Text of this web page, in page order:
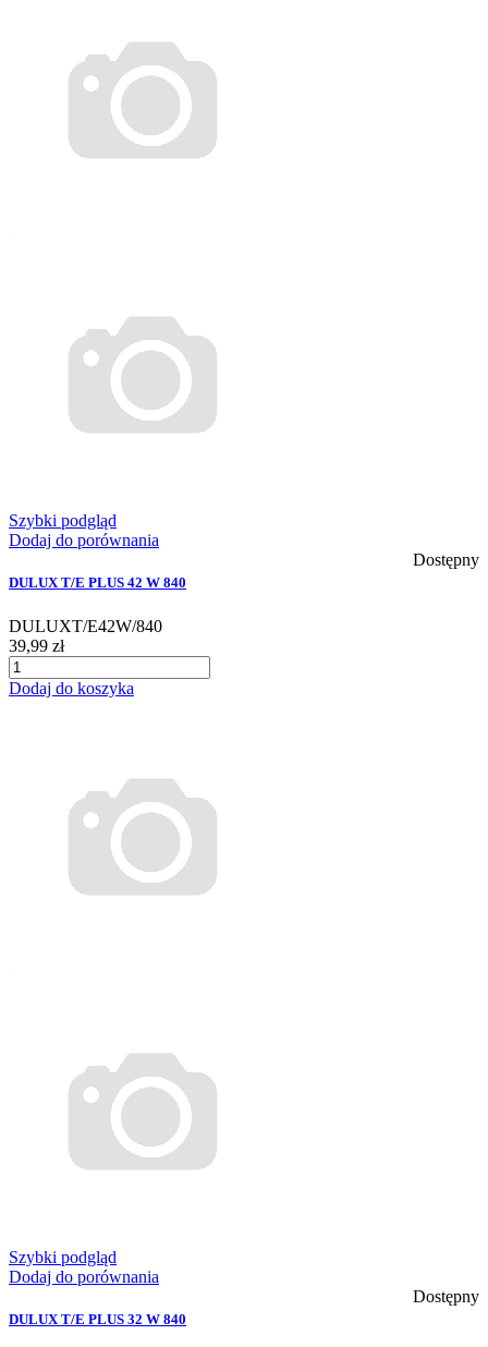
Szybki podgląd
Dodaj do porównania
Dostępny
DULUX T/E PLUS 42 W 840
DULUXT/E42W/840
39,99 zł
Dodaj do koszyka
Szybki podgląd
Dodaj do porównania
Dostępny
DULUX T/E PLUS 32 W 840